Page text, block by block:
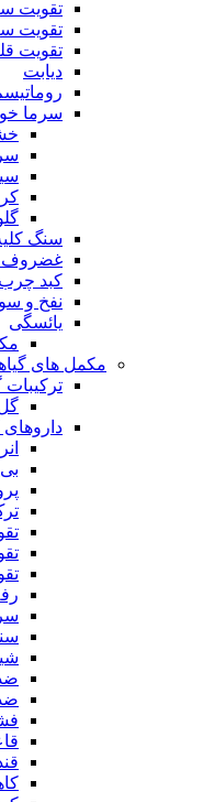
تقویت
تقویت
تقویت
دیابت
سرما
سنگ
غضروف
کبد چرب
نفخ و
یائسگی
مکمل های
ترکیبات